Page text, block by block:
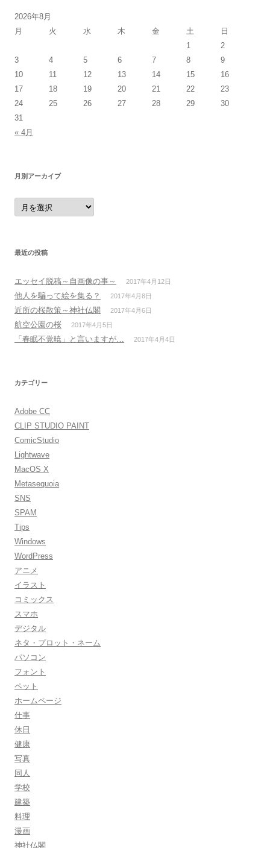
2026年8月
月
火 水 木 金 土
日
1
2
3
4 5 6 7 8
9
10
11 12 13 14 15
16
17
18 19 20 21 22
23
24
25 26 27 28 29
30
31
« 4月
月別アーカイブ
月
別
ア
ブ
最近の投稿
エッセイ脱稿～自画像の事～ 2017年4月12日
他人を騙って絵を集る？ 2017年4月8日
近所の桜散策～神社仏閣 2017年4月6日
航空公園の桜 2017年4月5日
「春眠不覚暁」と言いますが… 2017年4月4日
カテゴリー
Adobe CC
CLIP STUDIO PAINT
ComicStudio
Lightwave
MacOS X
Metasequoia
SNS
SPAM
Tips
Windows
WordPress
アニメ
イラスト
コミックス
スマホ
デジタル
ネタ・プロット・ネーム
パソコン
フォント
ペット
ホームページ
仕事
休日
健康
写真
同人
学校
建築
料理
漫画
神社仏閣